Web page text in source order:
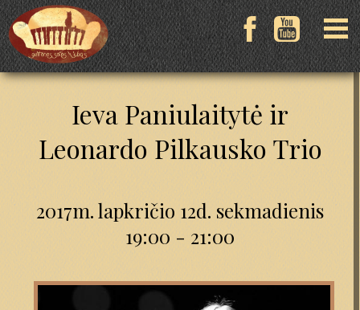
Ieva Paniulaitytė ir
Leonardo Pilkausko Trio
2017m. lapkričio 12d. sekmadienis
19:00 - 21:00